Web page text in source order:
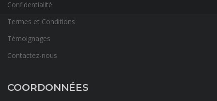
Confidentialité
Termes et Conditions
Témoignages
Contactez-nous
COORDONNÉES